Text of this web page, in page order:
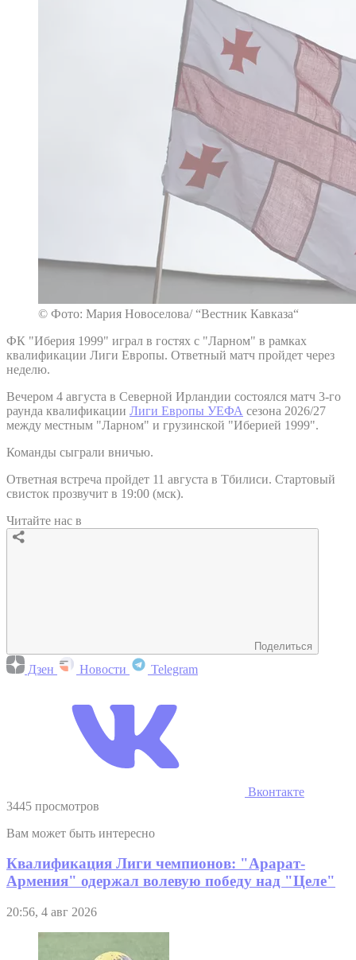
© Фото: Мария Новоселова/ “Вестник Кавказа“
ФК "Иберия 1999" играл в гостях с "Ларном" в рамках
квалификации Лиги Европы. Ответный матч пройдет через
неделю.
Вечером 4 августа в Северной Ирландии состоялся матч 3-го
раунда квалификации Лиги Европы УЕФА сезона 2026/27
между местным "Ларном" и грузинской "Иберией 1999".
Команды сыграли вничью.
Ответная встреча пройдет 11 августа в Тбилиси. Стартовый
свисток прозвучит в 19:00 (мск).
Читайте нас в
Поделиться
Дзен Новости Telegram
Вконтакте
3445 просмотров
Вам может быть интересно
Квалификация Лиги чемпионов: "Арарат-
Армения" одержал волевую победу над "Целе"
20:56, 4 авг 2026